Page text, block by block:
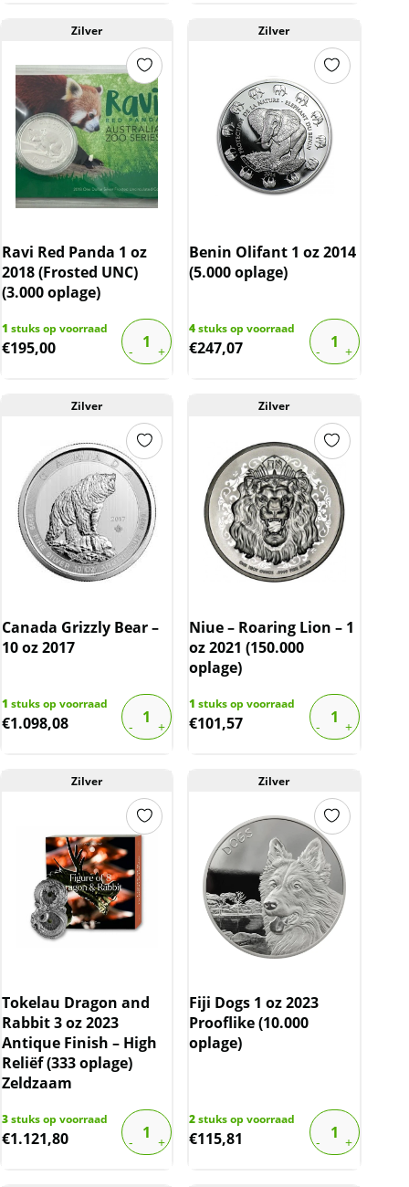
Zilver
Ravi Red Panda 1 oz
2018 (Frosted UNC)
(3.000 oplage)
1 stuks op voorraad
€195,00
Zilver
Benin Olifant 1 oz 2014
(5.000 oplage)
4stuks op voorraad
€247,07
Zilver
Canada Grizzly Bear –
10 oz 2017
1 stuks op voorraad
€1.098,08
Zilver
Niue – Roaring Lion – 1
oz 2021 (150.000
oplage)
1 stuks op voorraad
€101,57
Zilver
Tokelau Dragon and
Rabbit 3 oz 2023
Antique Finish – High
Reliëf (333 oplage)
Zeldzaam
3stuks op voorraad
€1.121,80
Zilver
Fiji Dogs 1 oz 2023
Prooflike (10.000
oplage)
2stuks op voorraad
€115,81